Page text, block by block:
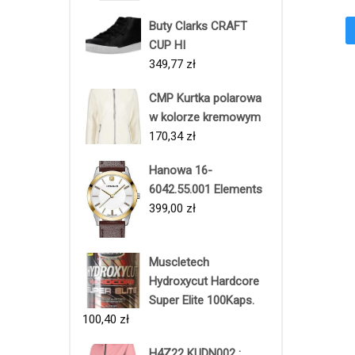
Buty Clarks CRAFT
CUP HI
349,77 zł
CMP Kurtka polarowa
w kolorze kremowym
170,34 zł
Hanowa 16-
6042.55.001 Elements
399,00 zł
Muscletech
Hydroxycut Hardcore
Super Elite 100Kaps.
100,40 zł